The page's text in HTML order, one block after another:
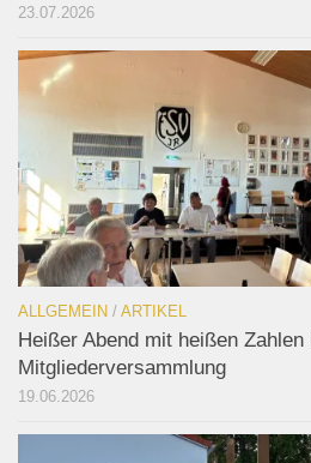
23.07.2026
ALLGEMEIN / ARTIKEL
Heißer Abend mit heißen Zahlen
Mitgliederversammlung
19.06.2026